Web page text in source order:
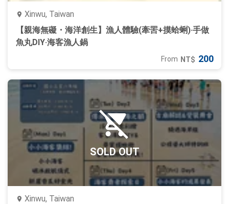
Xinwu, Taiwan
【親海無礙・海洋創生】漁人體驗(牽罟+摸蛤蜊)‧手做
魚丸DIY‧海客漁人鍋
From NT$ 200
SOLD OUT
Xinwu, Taiwan